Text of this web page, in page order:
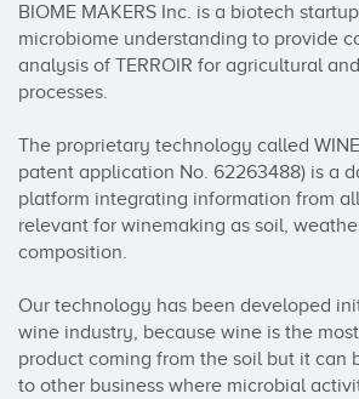
BIOME MAKERS Inc. is a biotech
microbiome understanding to provide
analysis of TERROIR for agricultural
processes.
The proprietary technology called
patent application No. 62263488) is a
platform integrating information from
relevant for winemaking as soil,
composition.
Our technology has been developed
wine industry, because wine is the
product coming from the soil but it can
to other business where microbial